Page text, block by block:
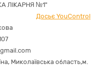
ЛІКАРНЯ №1"
Досьє YouControl
, Миколаївська область,м.